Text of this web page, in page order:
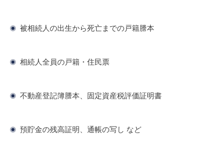
被相続人の出生から死亡までの戸籍謄本
相続人全員の戸籍・住民票
不動産登記簿謄本、固定資産税評価証明書
預貯金の残高証明、通帳の写し など